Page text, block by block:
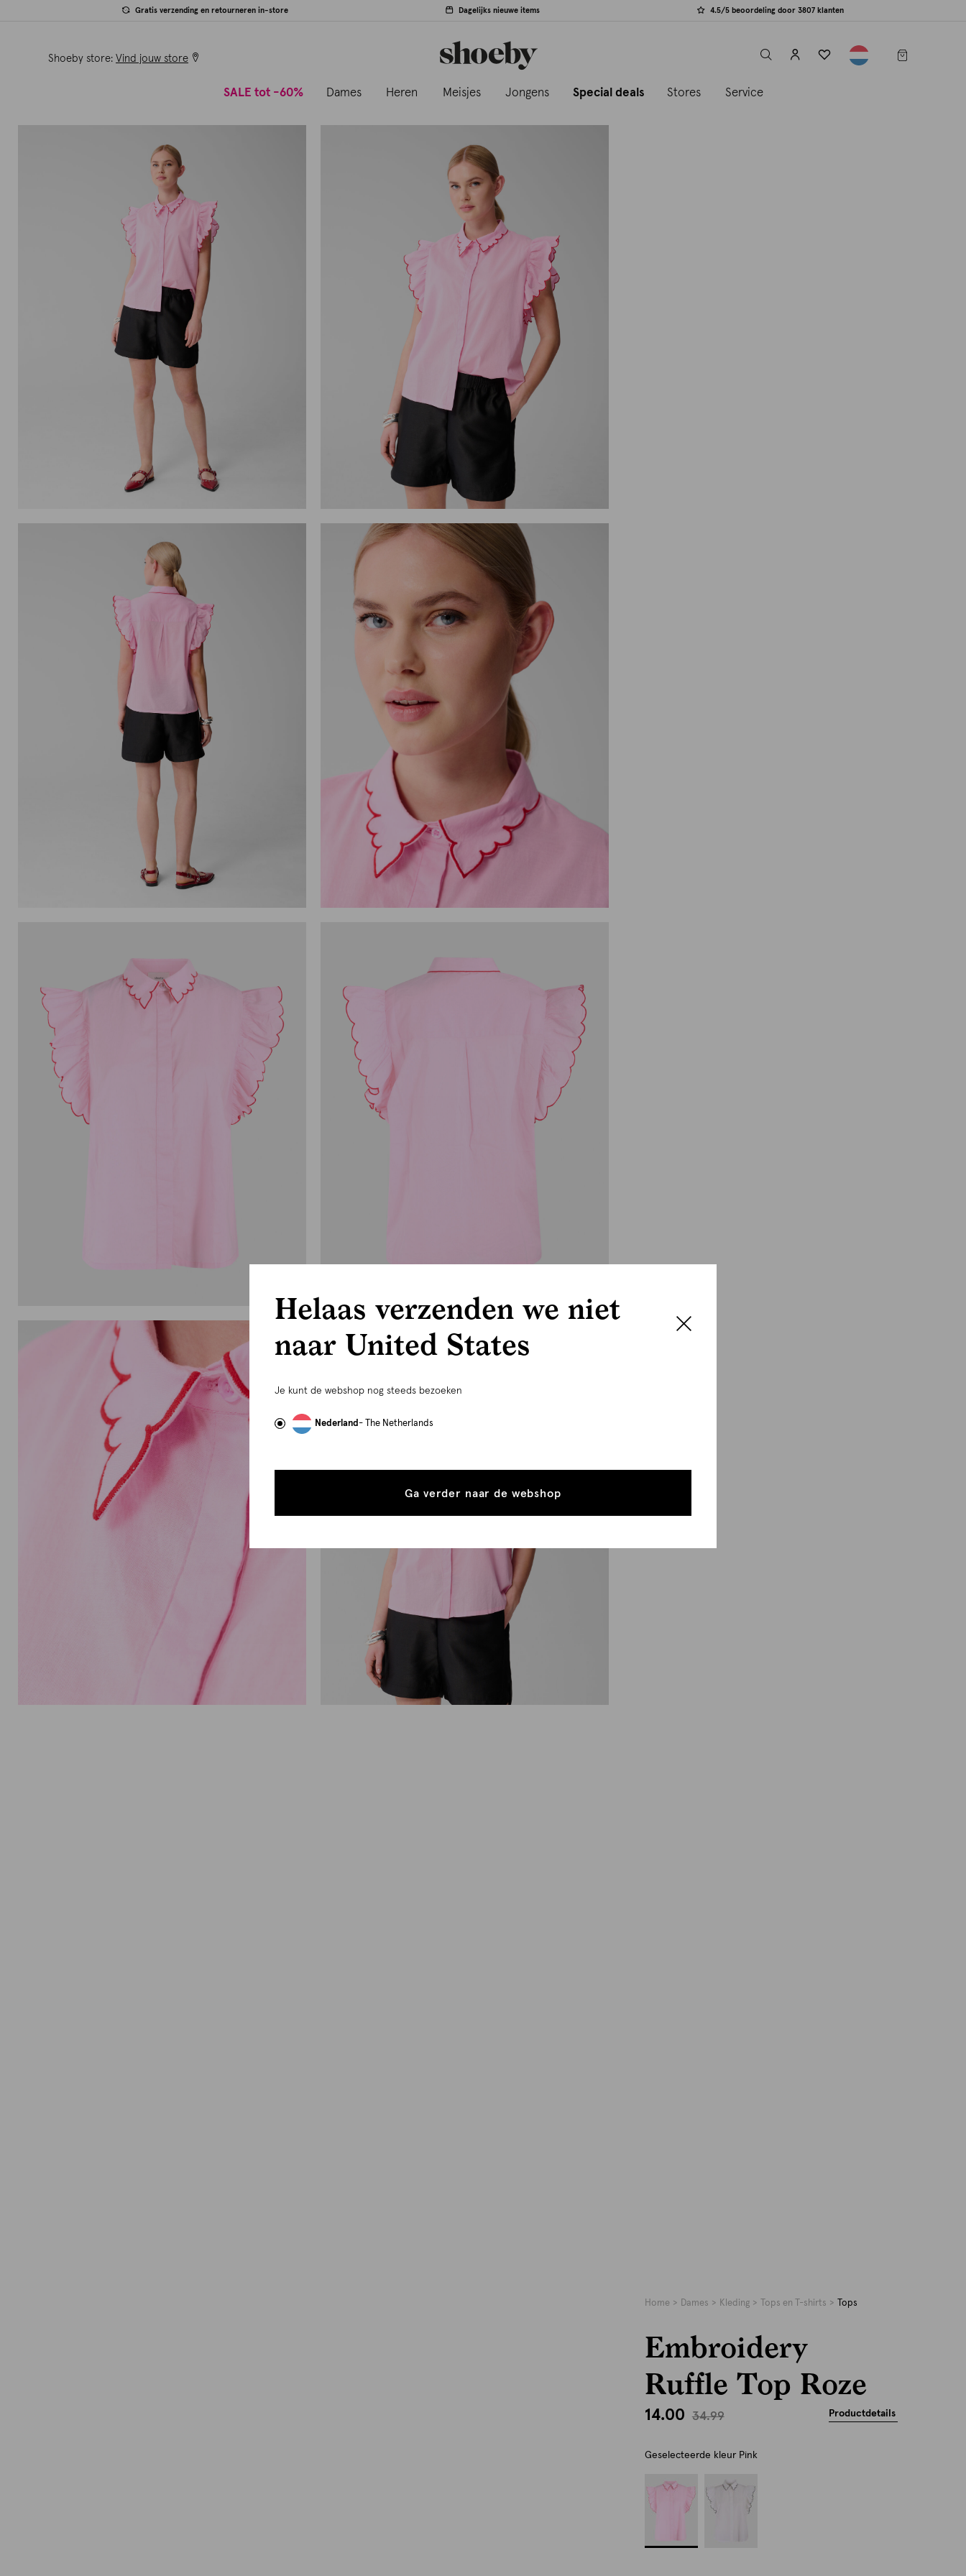
Gratis verzending en retourneren in-store Dagelijks nieuwe items 4.5/5 beoordeling door 3807 klanten
Shoeby store: Vind jouw store
label.header.toggle
SALE tot -60% Dames Heren Meisjes Jongens Special deals Stores Service
Home Dames Kleding Tops en T-shirts Tops
Embroidery
Ruffle Top Roze
14.00 34.99 Productdetails
Geselecteerde kleur Pink
Helaas verzenden we niet
naar United States
Je kunt de webshop nog steeds bezoeken
Nederland- The Netherlands
Ga verder naar de webshop